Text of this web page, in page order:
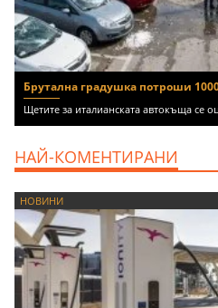
Брутална градушка потроши
Щетите за италианската автокъща се
НАЙ-КОМЕНТИРАНИ
НОВИНИ